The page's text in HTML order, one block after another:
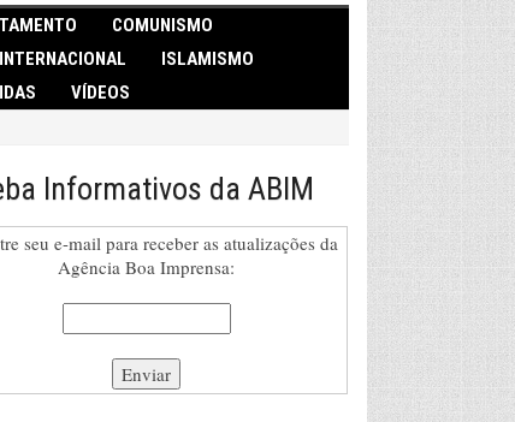
COMUNISMO
INTERNACIONAL
ISLAMISMO
VÍDEOS
Informativos da ABIM
seu e-mail para receber as atualizações da
Agência Boa Imprensa: